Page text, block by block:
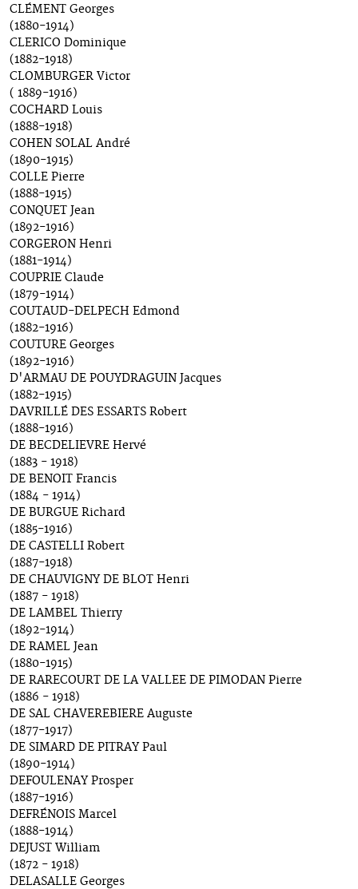
CLÉMENT Georges
(1880-1914)
CLERICO Dominique
(1882-1918)
CLOMBURGER Victor
( 1889-1916)
COCHARD Louis
(1888-1918)
COHEN SOLAL André
(1890-1915)
COLLE Pierre
(1888-1915)
CONQUET Jean
(1892-1916)
CORGERON Henri
(1881-1914)
COUPRIE Claude
(1879-1914)
COUTAUD-DELPECH Edmond
(1882-1916)
COUTURE Georges
(1892-1916)
D'ARMAU DE POUYDRAGUIN Jacques
(1882-1915)
DAVRILLÉ DES ESSARTS Robert
(1888-1916)
DE BECDELIEVRE Hervé
(1883 - 1918)
DE BENOIT Francis
(1884 - 1914)
DE BURGUE Richard
(1885-1916)
DE CASTELLI Robert
(1887-1918)
DE CHAUVIGNY DE BLOT Henri
(1887 - 1918)
DE LAMBEL Thierry
(1892-1914)
DE RAMEL Jean
(1880-1915)
DE RARECOURT DE LA VALLEE DE PIMODAN Pierre
(1886 - 1918)
DE SAL CHAVEREBIERE Auguste
(1877-1917)
DE SIMARD DE PITRAY Paul
(1890-1914)
DEFOULENAY Prosper
(1887-1916)
DEFRÉNOIS Marcel
(1888-1914)
DEJUST William
(1872 - 1918)
DELASALLE Georges